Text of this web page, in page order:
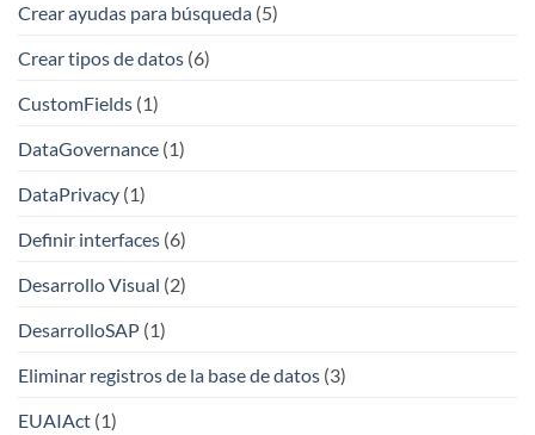
Crear ayudas para búsqueda (5)
Crear tipos de datos (6)
CustomFields (1)
DataGovernance (1)
DataPrivacy (1)
Definir interfaces (6)
Desarrollo Visual (2)
DesarrolloSAP (1)
Eliminar registros de la base de datos (3)
EUAIAct (1)